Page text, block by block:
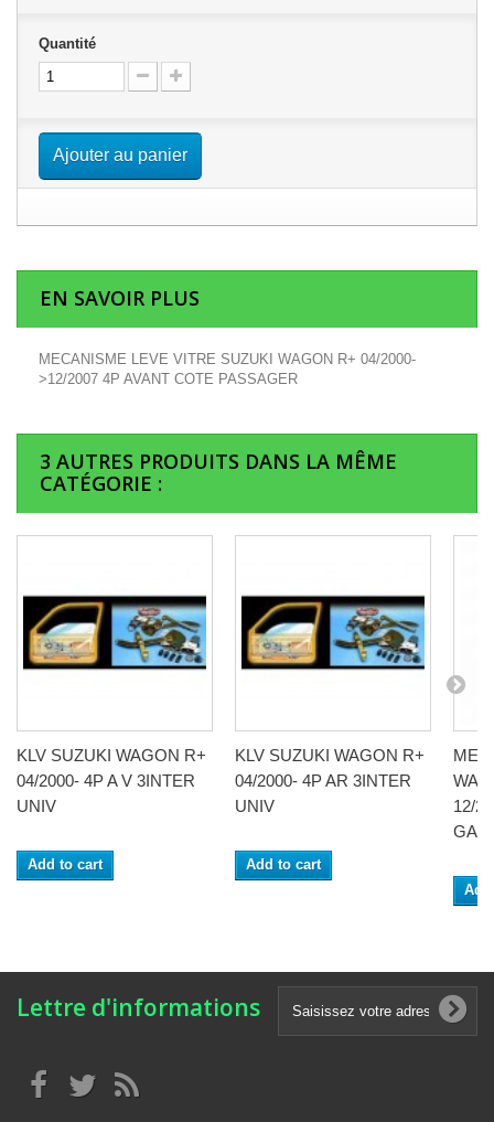
Quantité
Ajouter au panier
EN SAVOIR PLUS
MECANISME LEVE VITRE SUZUKI WAGON R+ 04/2000-
>12/2007 4P AVANT COTE PASSAGER
3 AUTRES PRODUITS DANS LA MÊME
CATÉGORIE :
KLV SUZUKI WAGON R+
04/2000- 4P A V 3INTER
UNIV
Add to cart
KLV SUZUKI WAGON R+
04/2000- 4P AR 3INTER
UNIV
Add to cart
12/
Lettre d'informations